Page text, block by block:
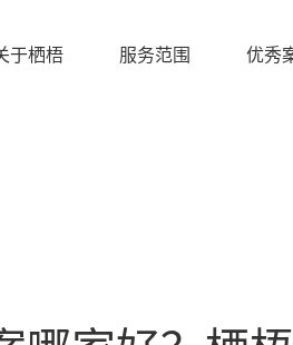
于栖梧 服务范围 优秀